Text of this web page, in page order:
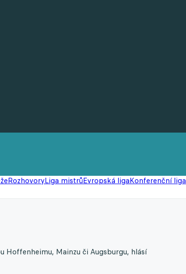
RozhovoryLiga mistrůEvropská ligaKonferenční liga
Hoffenheimu, Mainzu či Augsburgu, hlásí